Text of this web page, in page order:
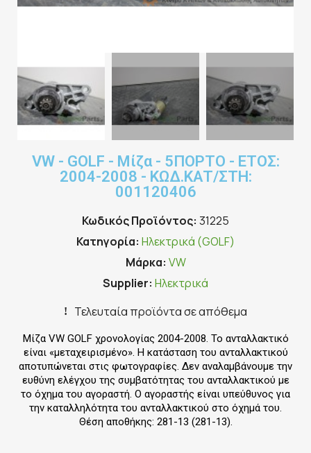
VW - GOLF - Μίζα - 5ΠΟΡΤΟ - ΕΤΟΣ:
2004-2008 - ΚΩΔ.ΚΑΤ/ΣΤΗ:
001120406
Κωδικός Προϊόντος 31225
Κατηγορία Ηλεκτρικά (GOLF)
Μάρκα VW
Supplier Ηλεκτρικά
Τελευταία προϊόντα σε απόθεμα
Μίζα VW GOLF χρονολογίας 2004-2008. Το ανταλλακτικό
είναι «μεταχειρισμένο». Η κατάσταση του ανταλλακτικού
αποτυπώνεται στις φωτογραφίες. Δεν αναλαμβάνουμε την
ευθύνη ελέγχου της συμβατότητας του ανταλλακτικού με
το όχημα του αγοραστή. Ο αγοραστής είναι υπεύθυνος για
την καταλληλότητα του ανταλλακτικού στο όχημά του.
Θέση αποθήκης: 281-13 (281-13).